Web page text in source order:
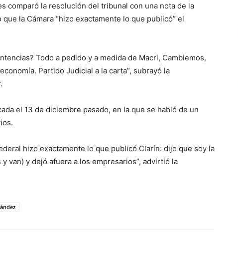
comparó la resolución del tribunal con una nota de la
la Cámara “hizo exactamente lo que publicó” el
Todo a pedido y a medida de Macri, Cambiemos,
Partido Judicial a la carta”, subrayó la
el 13 de diciembre pasado, en la que se habló de un
hizo exactamente lo que publicó Clarín: dijo que soy la
van) y dejó afuera a los empresarios”, advirtió la